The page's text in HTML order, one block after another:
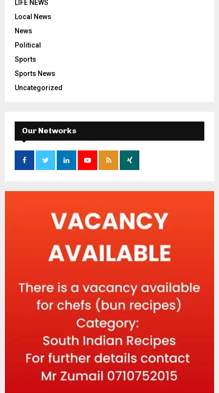
LIFE NEWS
Local News
News
Political
Sports
Sports News
Uncategorized
Our Networks